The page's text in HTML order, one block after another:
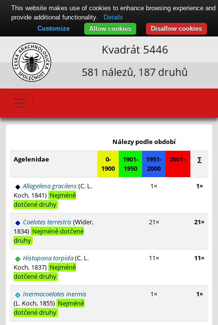
Kvadrát 5446
581 nálezů, 187 druhů
−
Leaflet|© Seznam.cz a.s. a další
Nálezy podle období
Agelenidae
0-
1900
1901-
1950
1951-
2000
2001+ ∑
Allagelena gracilens(C. L.
Koch, 1841) Nejméně
dotčené druhy
1× 1×
Coelotes terrestris(Wider,
1834) Nejméně dotčené
druhy
21× 21×
Histopona torpida(C. L.
Koch, 1837) Nejméně
dotčené druhy
11× 11×
Inermocoelotes inermis
(L. Koch, 1855) Nejméně
dotčené druhy
1× 1×
This website makes use of cookies to enhance browsing experience and
provide additional functionality.
Details
Disallow cookies
Allow cookies
Customize